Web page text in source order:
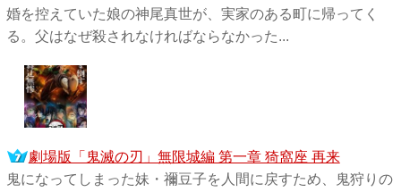
婚を控えていた娘の神尾真世が、実家のある町に帰ってく
る。父はなぜ殺されなければならなかった...
劇場版「鬼滅の刃」無限城編 第一章 猗窩座 再来
鬼になってしまった妹・禰󠄀豆子を人間に戻すため、鬼狩りの